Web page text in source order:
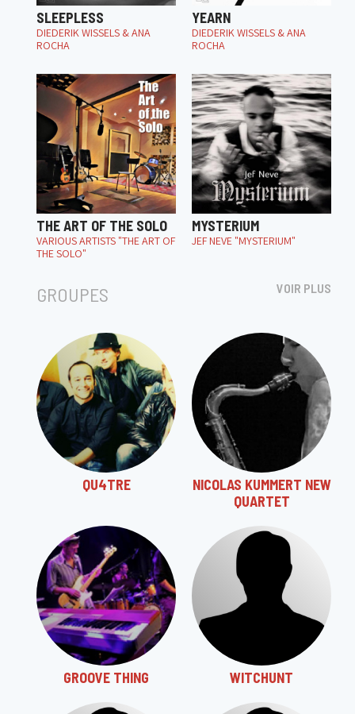
SLEEPLESS
DIEDERIK WISSELS & ANA
ROCHA
YEARN
DIEDERIK WISSELS & ANA
ROCHA
THE ART OF THE SOLO
VARIOUS ARTISTS "THE ART OF
THE SOLO"
MYSTERIUM
JEF NEVE "MYSTERIUM"
GROUPES VOIR PLUS
QU4TRE
NICOLAS KUMMERT NEW
QUARTET
GROOVE THING WITCHUNT